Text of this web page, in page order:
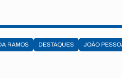
RAMOS DESTAQUES JOÃO